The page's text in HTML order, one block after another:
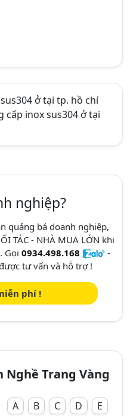
ở tại tp. hồ chí
cấp inox sus304 ở tại
nghiệp?
quảng bá doanh nghiệp,
TÁC - NHÀ MUA LỚN khi
Gọi 0934.498.168
-
tư vấn và hỗ trợ !
phí !
Nghề Trang Vàng
A B C D
E